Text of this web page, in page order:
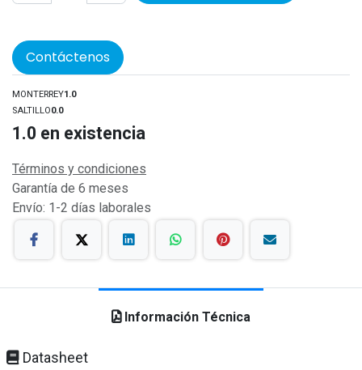
Contáctenos
MONTERREY1.0
SALTILLO0.0
1.0 en existencia
Términos y condiciones
Garantía de 6 meses
Envío: 1-2 días laborales
Información Técnica
Datasheet